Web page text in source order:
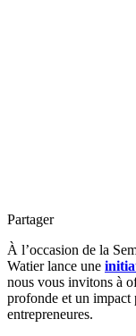
Partager
À l’occasion de la
Watier lance une
nous vous invitons à
profonde et un impact
entrepreneures.